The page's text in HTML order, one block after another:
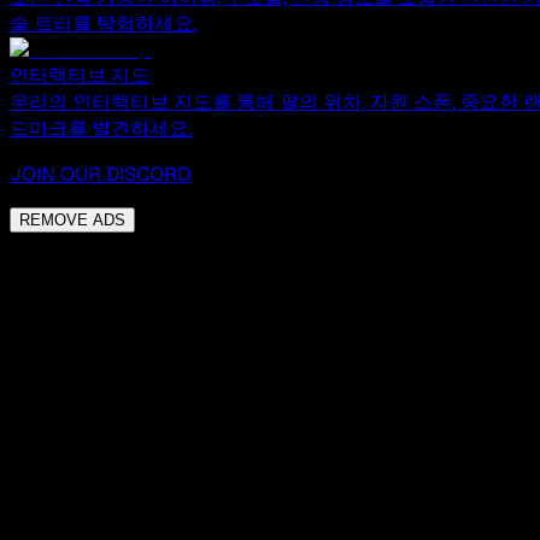
술 트리를 탐험하세요.
인터랙티브 지도
우리의 인터랙티브 지도를 통해 팔의 위치, 자원 스폰, 중요한
드마크를 발견하세요.
JOIN OUR DISCORD
REMOVE ADS